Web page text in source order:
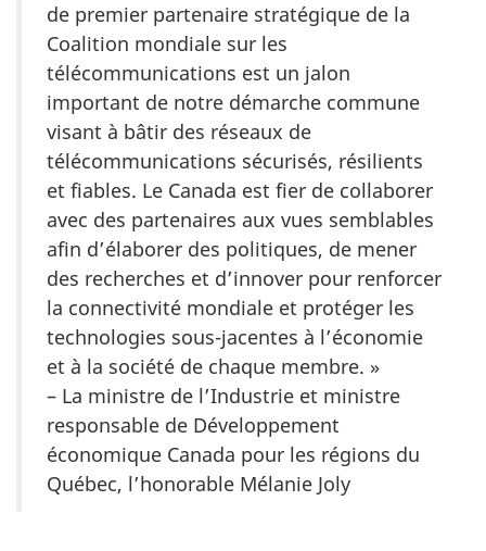
de premier partenaire stratégique de la
Coalition mondiale sur les
télécommunications est un jalon
important de notre démarche commune
visant à bâtir des réseaux de
télécommunications sécurisés, résilients
et fiables. Le Canada est fier de collaborer
avec des partenaires aux vues semblables
afin d’élaborer des politiques, de mener
des recherches et d’innover pour renforcer
la connectivité mondiale et protéger les
technologies sous-jacentes à l’économie
et à la société de chaque membre. »
– La ministre de l’Industrie et ministre
responsable de Développement
économique Canada pour les régions du
Québec, l’honorable Mélanie Joly